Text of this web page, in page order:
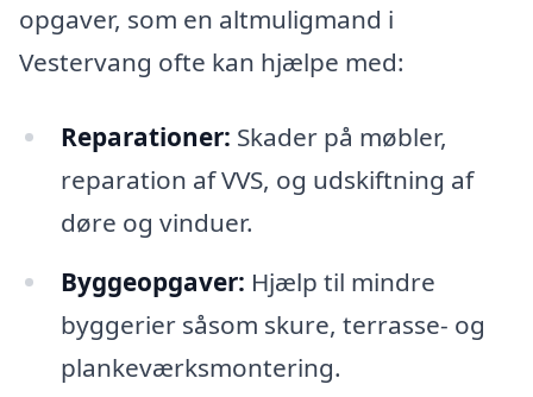
opgaver, som en altmuligmand i
Vestervang ofte kan hjælpe med:
Reparationer: Skader på møbler,
reparation af VVS, og udskiftning af
døre og vinduer.
Byggeopgaver: Hjælp til mindre
byggerier såsom skure, terrasse- og
plankeværksmontering.